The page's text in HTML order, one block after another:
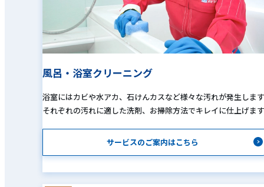
風呂・浴室クリーニング
浴室にはカビや水アカ、石けんカスなど様々な汚れが発生しま
それぞれの汚れに適した洗剤、お掃除方法でキレイに仕上げま
サービスのご案内はこちら